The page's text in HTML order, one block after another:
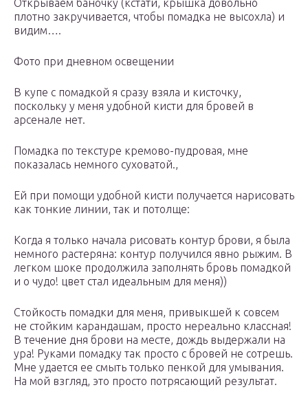
Открываем баночку (кстати, крышка довольно
плотно закручивается, чтобы помадка не высохла) и
видим….
Фото при дневном освещении
В купе с помадкой я сразу взяла и кисточку,
поскольку у меня удобной кисти для бровей в
арсенале нет.
Помадка по текстуре кремово-пудровая, мне
показалась немного суховатой.,
Ей при помощи удобной кисти получается нарисовать
как тонкие линии, так и потолще:
Когда я только начала рисовать контур брови, я была
немного растеряна: контур получился явно рыжим. В
легком шоке продолжила заполнять бровь помадкой
и о чудо! цвет стал идеальным для меня))
Стойкость помадки для меня, привыкшей к совсем
не стойким карандашам, просто нереально классная!
В течение дня брови на месте, дождь выдержали на
ура! Руками помадку так просто с бровей не сотрешь.
Мне удается ее смыть только пенкой для умывания.
На мой взгляд, это просто потрясающий результат.